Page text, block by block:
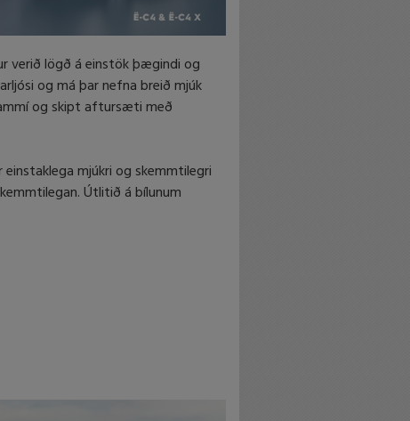
verið lögð á einstök þægindi og
og má þar nefna breið mjúk
og skipt aftursæti með
mjúkri og skemmtilegri
Útlitið á bílunum